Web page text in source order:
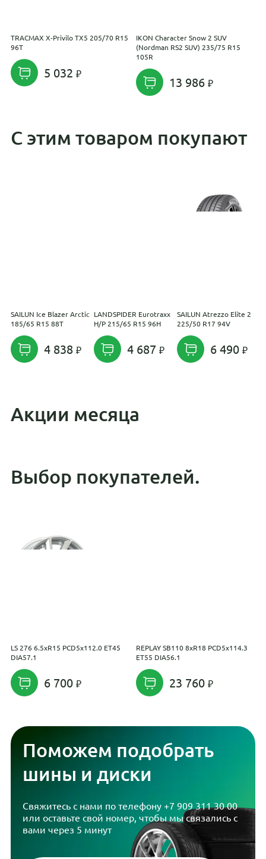
TRACMAX X-Privilo TX5 205/70 R15
96T
5 032
IKON Character Snow 2 SUV
(Nordman RS2 SUV) 235/75 R15
105R
13 986
С этим товаром покупают
SAILUN Ice Blazer Arctic
185/65 R15 88T
4 838
LANDSPIDER Eurotraxx
H/P 215/65 R15 96H
4 687
SAILUN Atrezzo Elite 2
225/50 R17 94V
6 490
Акции месяца
Выбор покупателей.
LS 276 6.5xR15 PCD5x112.0 ET45
DIA57.1
6 700
REPLAY SB110 8xR18 PCD5x114.3
ET55 DIA56.1
23 760
Поможем подобрать
шины и диски
Свяжитесь с нами по телефону +7 909 311 30 00
или оставьте свой номер, чтобы мы связались с
вами через 5 минут